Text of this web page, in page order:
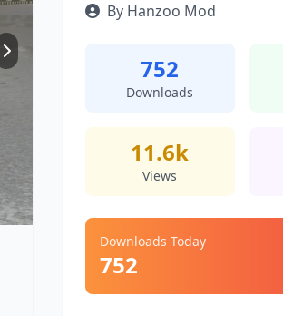
By Hanzoo Mod
752
Downloads
11.6k
Views
Downloads Today
752